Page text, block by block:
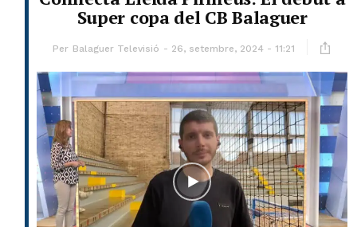
Super copa del CB Balaguer
Per Balaguer Televisió 26, setembre, 2024 - 11:21